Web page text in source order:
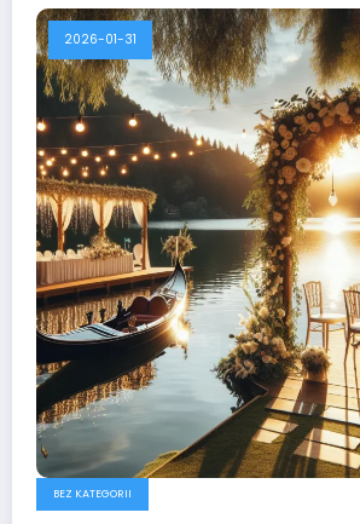
2026-01-31
BEZ KATEGORII